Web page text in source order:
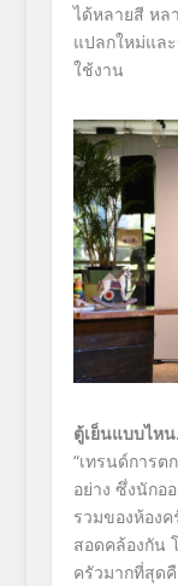
ได้หลายสี หล
แปลกใหม่แล
ใช้งาน
ตู้เย็นแบบไห
“เทรนด์การ
อย่าง ซึ่งนักอ
รวมของห้อง
สอดคล้องกัน
ครัวมากที่สุด